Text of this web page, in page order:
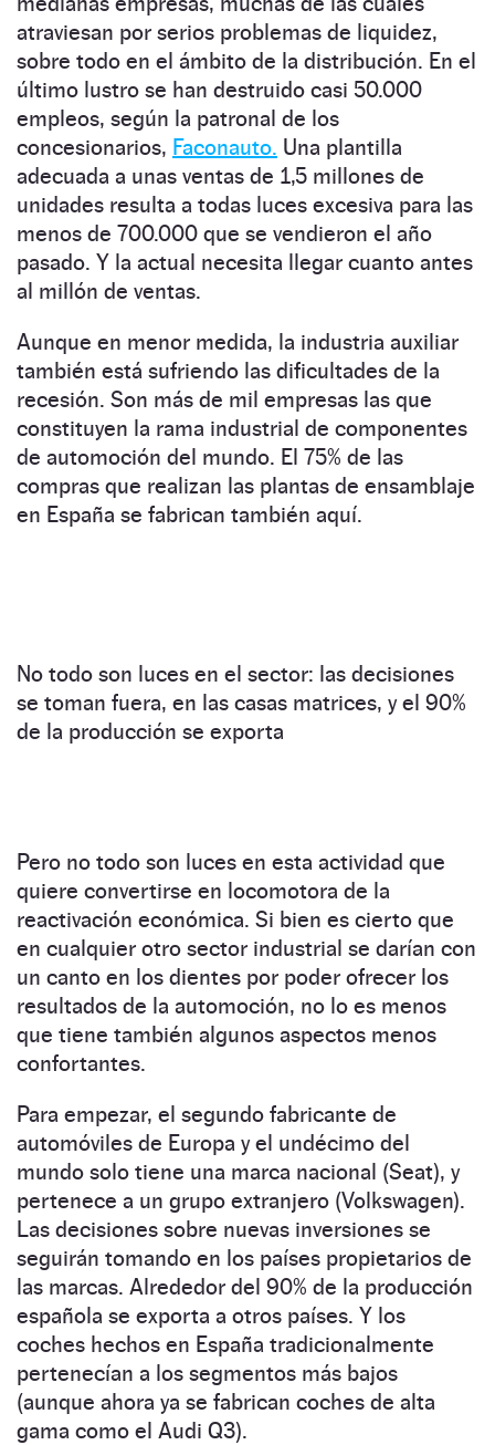
atraviesan por serios problemas de liquidez,
sobre todo en el ámbito de la distribución. En el
último lustro se han destruido casi 50.000
empleos, según la patronal de los
concesionarios, Faconauto. Una plantilla
adecuada a unas ventas de 1,5 millones de
unidades resulta a todas luces excesiva para las
menos de 700.000 que se vendieron el año
pasado. Y la actual necesita llegar cuanto antes
al millón de ventas.
Aunque en menor medida, la industria auxiliar
también está sufriendo las dificultades de la
recesión. Son más de mil empresas las que
constituyen la rama industrial de componentes
de automoción del mundo. El 75% de las
compras que realizan las plantas de ensamblaje
en España se fabrican también aquí.
No todo son luces en el sector: las decisiones
se toman fuera, en las casas matrices, y el 90%
de la producción se exporta
Pero no todo son luces en esta actividad que
quiere convertirse en locomotora de la
reactivación económica. Si bien es cierto que
en cualquier otro sector industrial se darían con
un canto en los dientes por poder ofrecer los
resultados de la automoción, no lo es menos
que tiene también algunos aspectos menos
confortantes.
Para empezar, el segundo fabricante de
automóviles de Europa y el undécimo del
mundo solo tiene una marca nacional (Seat), y
pertenece a un grupo extranjero (Volkswagen).
Las decisiones sobre nuevas inversiones se
seguirán tomando en los países propietarios de
las marcas. Alrededor del 90% de la producción
española se exporta a otros países. Y los
coches hechos en España tradicionalmente
pertenecían a los segmentos más bajos
(aunque ahora ya se fabrican coches de alta
gama como el Audi Q3).